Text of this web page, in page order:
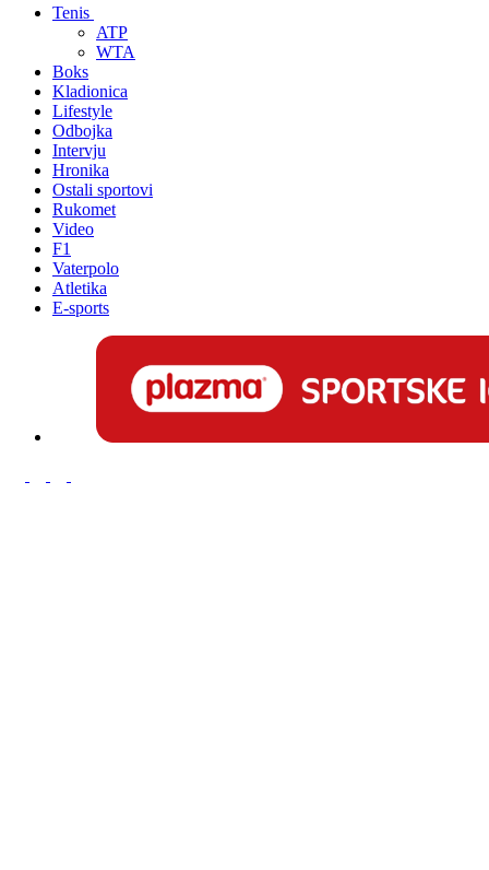
Tenis
ATP
WTA
Boks
Kladionica
Lifestyle
Odbojka
Intervju
Hronika
Ostali sportovi
Rukomet
Video
F1
Vaterpolo
Atletika
E-sports